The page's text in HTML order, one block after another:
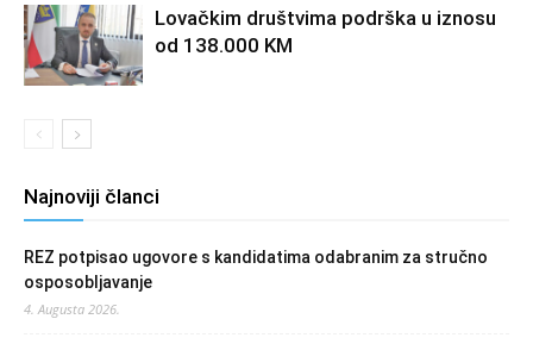
Lovačkim društvima podrška u iznosu
od 138.000 KM
Najnoviji članci
REZ potpisao ugovore s kandidatima odabranim za stručno
osposobljavanje
4. Augusta 2026.